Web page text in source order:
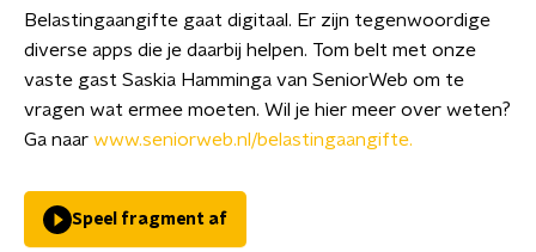
Belastingaangifte gaat digitaal. Er zijn tegenwoordige
diverse apps die je daarbij helpen. Tom belt met onze
vaste gast Saskia Hamminga van SeniorWeb om te
vragen wat ermee moeten. Wil je hier meer over weten?
Ga naar www.seniorweb.nl/belastingaangifte.
Speel fragment af